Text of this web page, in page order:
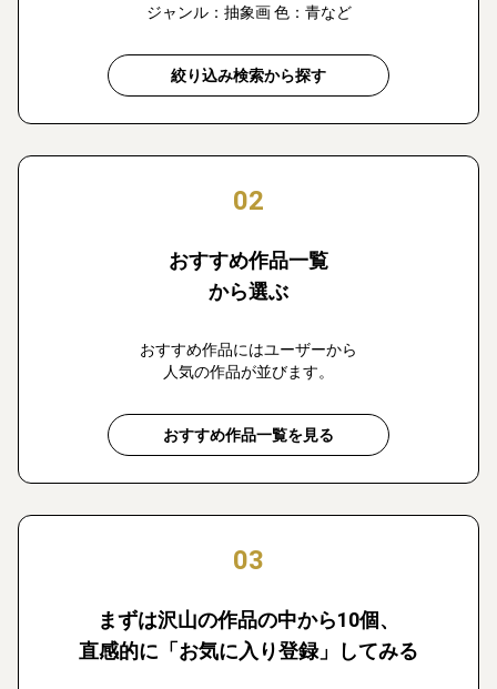
ジャンル：抽象画 色：青など
絞り込み検索から探す
02
おすすめ作品一覧
から選ぶ
おすすめ作品にはユーザーから
人気の作品が並びます。
おすすめ作品一覧を見る
03
まずは沢山の作品の中から10個、
直感的に「お気に入り登録」してみる